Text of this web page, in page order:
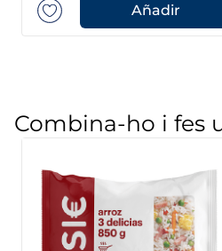
Añadir
Combina-ho i fes